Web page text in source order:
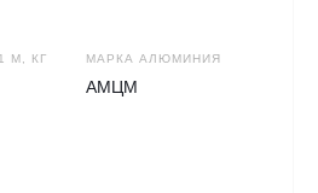
М, КГ МАРКА АЛЮМИНИЯ
АМЦМ